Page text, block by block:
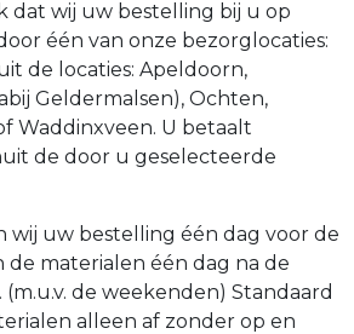
dat wij uw bestelling bij u op
één van onze bezorglocaties:
de locaties: Apeldoorn,
Geldermalsen), Ochten,
Waddinxveen. U betaalt
de door u geselecteerde
wij uw bestelling één dag voor de
materialen één dag na de
de weekenden) Standaard
alleen af zonder op en